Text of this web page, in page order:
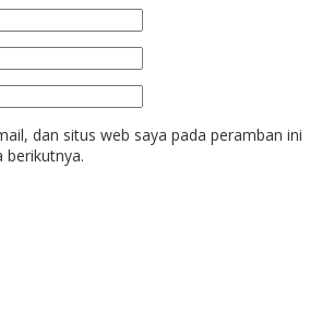
dan situs web saya pada peramban ini
berikutnya.